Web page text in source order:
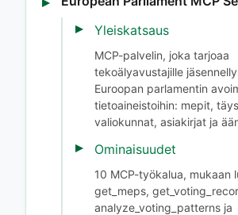
Yleiskatsaus
MCP-palvelin, joka tarjoaa
tekoälyavustajille
Euroopan parlamentin
tietoaineistoihin: mepit,
valiokunnat, asiakirjat ja
Ominaisuudet
10 MCP-työkalua, mukaan
get_meps,
analyze_voting_patterns ja